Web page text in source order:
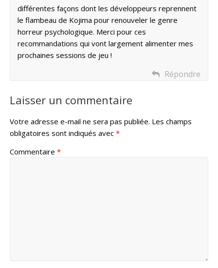
différentes façons dont les développeurs reprennent
le flambeau de Kojima pour renouveler le genre
horreur psychologique. Merci pour ces
recommandations qui vont largement alimenter mes
prochaines sessions de jeu !
Répondre
Laisser un commentaire
Votre adresse e-mail ne sera pas publiée. Les champs
obligatoires sont indiqués avec *
Commentaire *